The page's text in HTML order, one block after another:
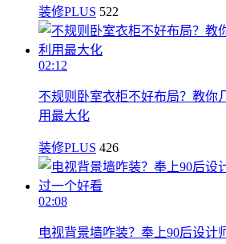
装修PLUS 522
02:12
不规则卧室衣柜不好布局？教你
用最大化
装修PLUS 426
02:08
电视背景墙咋装？奉上90后设计